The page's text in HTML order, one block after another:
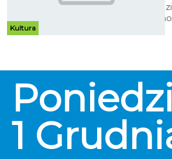
Kultura
W najbliższą
listopada
1